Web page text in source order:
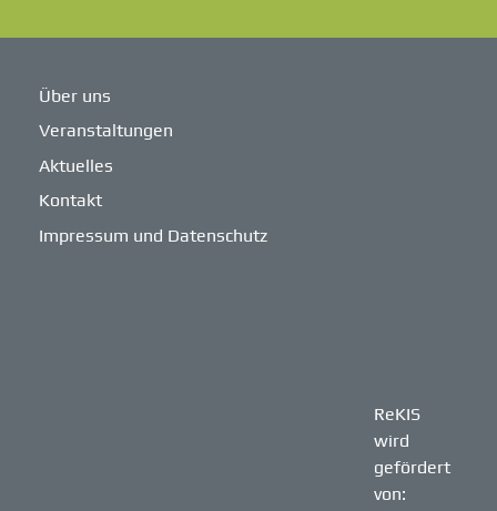
Über uns
Veranstaltungen
Aktuelles
Kontakt
Impressum und Datenschutz
ReKIS
wird
gefördert
von: